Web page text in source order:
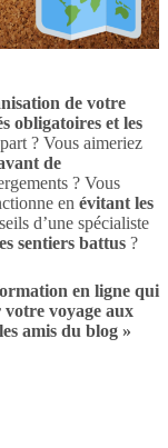
de votre
obligatoires et les
? Vous aimeriez
de
? Vous
en évitant les
d’une spécialiste
sentiers battus ?
en ligne qui
votre voyage aux
amis du blog »